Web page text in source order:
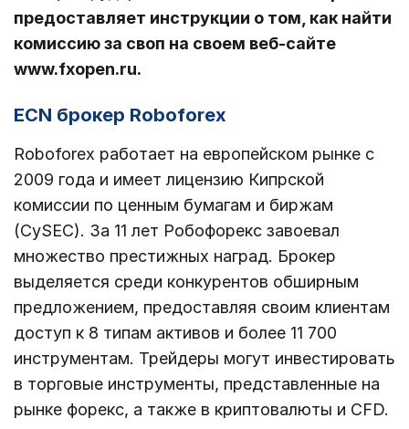
предоставляет инструкции о том, как найти
комиссию за своп на своем веб-сайте
www.fxopen.ru.
ECN брокер Roboforex
Roboforex работает на европейском рынке с
2009 года и имеет лицензию Кипрской
комиссии по ценным бумагам и биржам
(CySEC). За 11 лет Робофорекс завоевал
множество престижных наград. Брокер
выделяется среди конкурентов обширным
предложением, предоставляя своим клиентам
доступ к 8 типам активов и более 11 700
инструментам. Трейдеры могут инвестировать
в торговые инструменты, представленные на
рынке форекс, а также в криптовалюты и CFD.